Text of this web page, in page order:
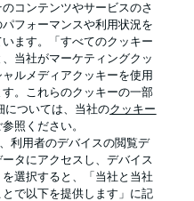
コンテンツやサービスのさ
フォーマンスや利用状況を
ます。「すべてのクッキー
当社がマーケティングクッ
ルメディアクッキーを使用
。これらのクッキーの一部
については、当社のクッキー
照ください。
利用者のデバイスの閲覧デ
タにアクセスし、デバイス
選択すると、「当社と当社
で以下を提供します」に記